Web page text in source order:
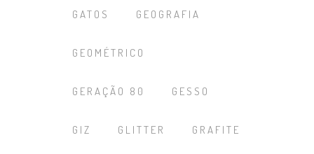
GATOS GEOGRAFIA
GEOMÉTRICO
GERAÇÃO 80 GESSO
GIZ GLITTER GRAFITE